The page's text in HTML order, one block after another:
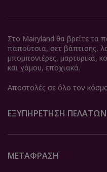
Στο Mairyland θα βρείτε τα
παπούτσια, σετ βάπτισης,
μπομπονιέρες, μαρτυρικά,
και γάμου, εποχιακά.
Αποστολές σε όλο τον
ΕΞΥΠΗΡΈΤΗΣΗ ΠΕΛΑΤΏΝ
ΜΕΤΆΦΡΑΣΗ